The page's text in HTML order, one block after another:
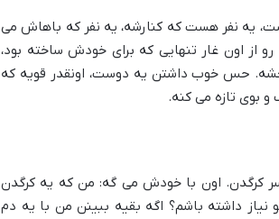
یه نفر هست که کنارشه، یه نفر که باهاش می
از اون غار تنهایی که برای خودش ساخته بود،
چشه. حس خوب داشتن یه دوست، اونقدر قویه که
و بوی تازه می کنه.
کرگدن. اون با خودش می گه: من که یه کرگدن
نیاز داشته باشم؟ اگه بقیه ببینن من با یه دم